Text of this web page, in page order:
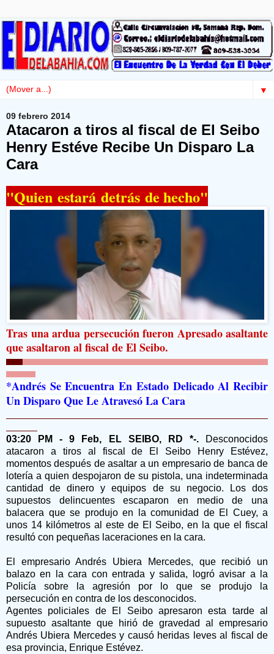
▼
09 febrero 2014
Atacaron a tiros al fiscal de El Seibo
Henry Estéve Recibe Un Disparo La
Cara
"Quien estará detrás de hecho"
Tras una ardua persecución fueron Apresado asaltante
que asaltaron al fiscal de El Seibo.
*Andrés Se Encuentra En Estado Delicado Al Recibir
Un Disparo Que Le Atravesó La Cara
03:20 PM - 9 Feb, EL SEIBO, RD *-.
Desconocidos
atacaron a tiros al fiscal de El Seibo Henry Estévez,
momentos después de asaltar a un empresario de banca de
lotería a quien despojaron de su pistola, una indeterminada
cantidad de dinero y equipos de su negocio. Los dos
supuestos delincuentes escaparon en medio de una
balacera que se produjo en la comunidad de El Cuey, a
unos 14 kilómetros al este de El Seibo, en la que el fiscal
resultó con pequeñas laceraciones en la cara.
El empresario Andrés Ubiera Mercedes, que recibió un
balazo en la cara con entrada y salida, logró avisar a la
Policía sobre la agresión por lo que se produjo la
persecución en contra de los desconocidos.
Agentes policiales de El Seibo apresaron esta tarde al
supuesto asaltante que hirió de gravedad al empresario
Andrés Ubiera Mercedes y causó heridas leves al fiscal de
esa provincia, Enrique Estévez.